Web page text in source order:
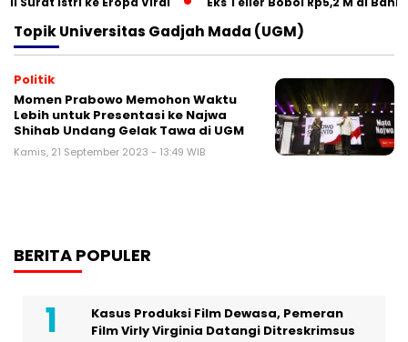
TopikUniversitas Gadjah Mada (UGM)
Politik
Momen Prabowo Memohon Waktu
Lebih untuk Presentasi ke Najwa
Shihab Undang Gelak Tawa di UGM
Kamis, 21 September 2023 - 13:49 WIB
BERITA POPULER
Kasus Produksi Film Dewasa, Pemeran
Film Virly Virginia Datangi Ditreskrimsus